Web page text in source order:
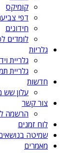
קומיקס
דפי
חידונים
לומדים
גלריות
גלריית
גלריית
חדשות
עלון שש
צור קשר
הרשמה
לוח זמנים
שמיטה
מאמרים